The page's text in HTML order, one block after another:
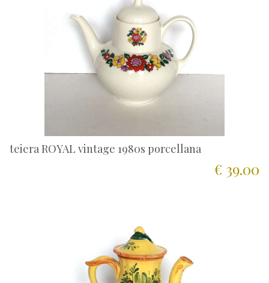
teiera ROYAL vintage 1980s porcellana
€ 39.00